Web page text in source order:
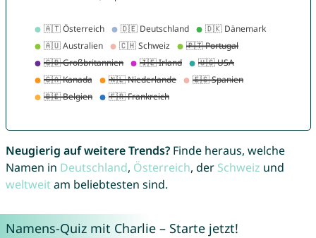
Neugierig auf weitere Trends?Finde heraus, welche
Namen in Deutschland, Österreich, der Schweiz und
weltweitam beliebtesten sind.
Namens-Quiz mit Charlie – Starte jetzt!